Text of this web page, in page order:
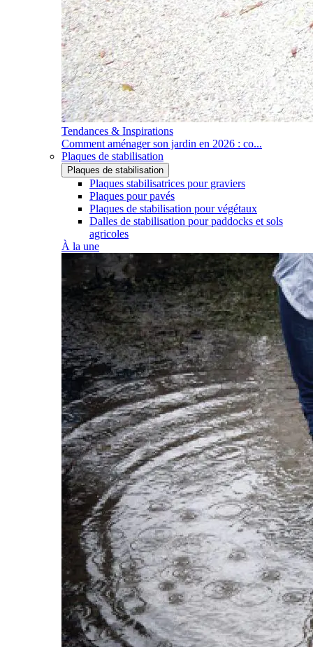
Tendances & Inspirations
Comment aménager son jardin en 2026 : co...
Plaques de stabilisation
Plaques de stabilisation
Plaques stabilisatrices pour graviers
Plaques pour pavés
Plaques de stabilisation pour végétaux
Dalles de stabilisation pour paddocks et sols
agricoles
À la une